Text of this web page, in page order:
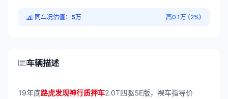
同车况估值： 5万 高0.1万 (2%)
车辆描述
19年底路虎发现神行质押车2.0T四驱SE版，裸车指导价